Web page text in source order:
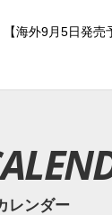
【海外9月5日発
レンダー